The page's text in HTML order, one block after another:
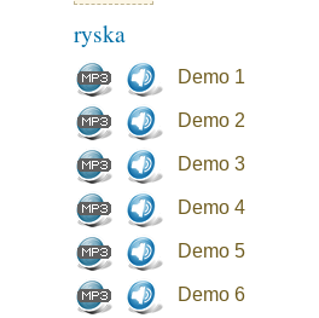
ryska
Demo 1
Demo 2
Demo 3
Demo 4
Demo 5
Demo 6